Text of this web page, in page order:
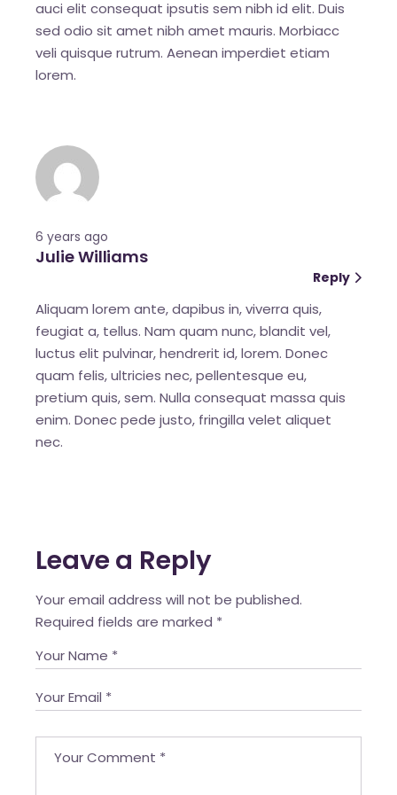
auci elit consequat ipsutis sem nibh id elit. Duis
sed odio sit amet nibh amet mauris. Morbiacc
veli quisque rutrum. Aenean imperdiet etiam
lorem.
6 years ago
Julie Williams
Reply
Aliquam lorem ante, dapibus in, viverra quis,
feugiat a, tellus. Nam quam nunc, blandit vel,
luctus elit pulvinar, hendrerit id, lorem. Donec
quam felis, ultricies nec, pellentesque eu,
pretium quis, sem. Nulla consequat massa quis
enim. Donec pede justo, fringilla velet aliquet
nec.
Leave a Reply
Your email address will not be published.
Required fields are marked *